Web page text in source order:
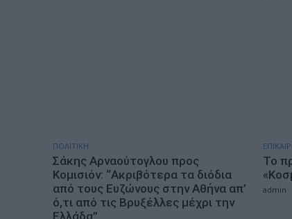
ΠΟΛΙΤΙΚΗ
Σάκης Αρναούτογλου προς
Κομισιόν: “Ακριβότερα τα διόδια
από τους Ευζώνους στην Αθήνα απ’
ό,τι από τις Βρυξέλλες μέχρι την
Ελλάδα”
Το
admin